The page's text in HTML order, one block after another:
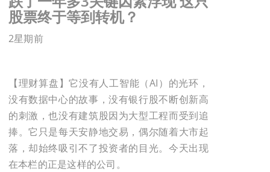
股票终于等到转机？
2星期前
【理财算盘】它没有人工智能（AI）的光环，
没有数据中心的故事，没有银行股不断创新高
的刺激，也没有建筑股因为大型工程而受到追
捧。它只是每天安静地交易，偶尔随着大市起
落，却始终吸引不了投资者的目光。今天出现
在本栏的正是这样的公司。